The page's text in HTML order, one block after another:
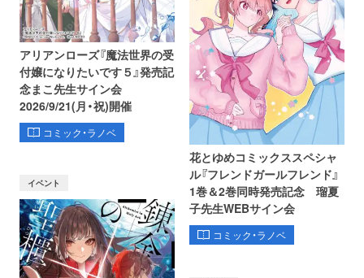
アリアンローズ『魔法世界の受
付嬢になりたいです５』発売記
念まこ先生サイン会
2026/9/21(月・祝)開催
コミック・ラノベ
花とゆめコミックススペシャ
ル『フレンドガールフレンド』
1巻＆2巻同時発売記念 瑠夏
子先生WEBサイン会
コミック・ラノベ
イベント